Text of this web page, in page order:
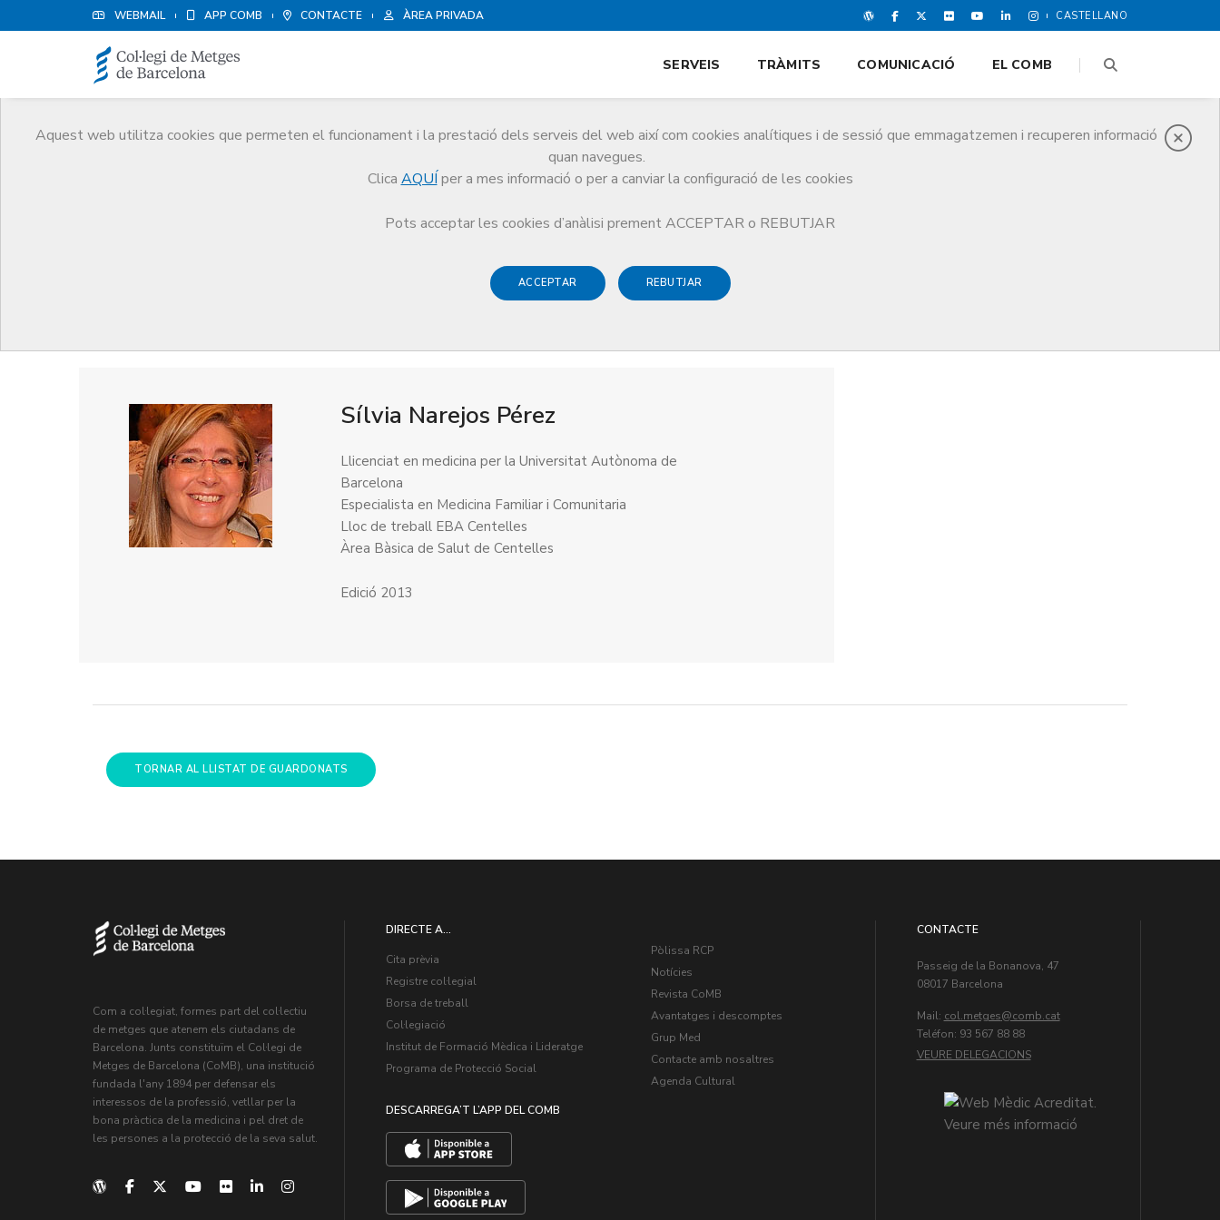
WEBMAIL APP COMB CONTACTE ÀREA PRIVADA CASTELLANO
Aquest web utilitza cookies que permeten el funcionament i la prestació dels serveis del web així com cookies analítiques i de sessió que emmagatzemen i recuperen informació
quan navegues.
Clica AQUÍ per a mes informació o per a canviar la configuració de les cookies
Pots acceptar les cookies d’anàlisi prement ACCEPTAR o REBUTJAR
ACCEPTAR REBUTJAR
SERVEIS TRÀMITS COMUNICACIÓ EL COMB
Guardonat Edició 2013
Sílvia Narejos Pérez
Llicenciat en medicina per la Universitat Autònoma de
Barcelona
Especialista en Medicina Familiar i Comunitaria
Lloc de treball EBA Centelles
Àrea Bàsica de Salut de Centelles
Edició 2013
TORNAR AL LLISTAT DE GUARDONATS
Com a col·legiat, formes part del col·lectiu
de metges que atenem els ciutadans de
Barcelona. Junts constituïm el Col·legi de
Metges de Barcelona (CoMB), una institució
fundada l'any 1894 per defensar els
interessos de la professió, vetllar per la
bona pràctica de la medicina i pel dret de
les persones a la protecció de la seva salut.
DIRECTE A...
Cita prèvia
Registre col·legial
Borsa de treball
Col·legiació
Institut de Formació Mèdica i Lideratge
Programa de Protecció Social
DESCARREGA’T L’APP DEL COMB
Pòlissa RCP
Notícies
Revista CoMB
Avantatges i descomptes
Grup Med
Contacte amb nosaltres
Agenda Cultural
CONTACTE
Passeig de la Bonanova, 47
08017 Barcelona
Mail: col.metges
Teléfon: 93 567 88 88
VEURE DELEGACIONS